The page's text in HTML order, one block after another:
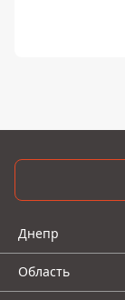
Днепр
Область